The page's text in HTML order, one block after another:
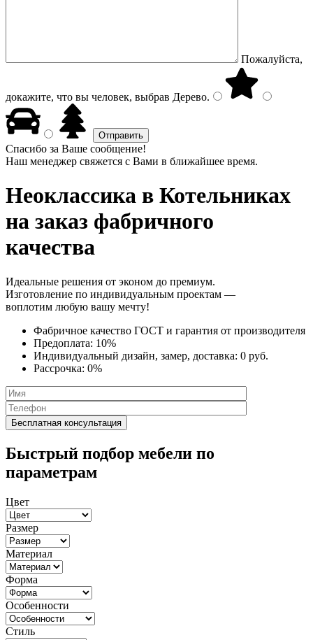
Пожалуйста,
докажите, что вы человек, выбрав Дерево.
Спасибо за Ваше сообщение!
Наш менеджер свяжется с Вами в ближайшее время.
Неоклассика в Котельниках
на заказ фабричного
качества
Идеальные решения от эконом до премиум.
Изготовление по индивидуальным проектам —
воплотим любую вашу мечту!
Фабричное качество ГОСТ и гарантия от производителя
Предоплата: 10%
Индивидуальный дизайн, замер, доставка: 0 руб.
Рассрочка: 0%
Быстрый подбор мебели по
параметрам
Цвет
Размер
Материал
Форма
Особенности
Стиль